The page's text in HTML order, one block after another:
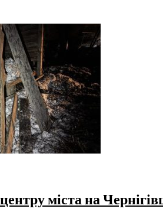
міста на